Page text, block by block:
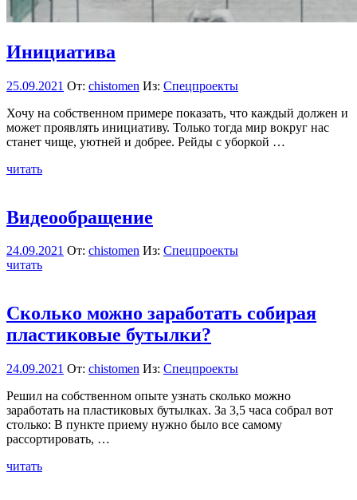
Инициатива
25.09.2021 От: chistomen Из: Спецпроекты
Хочу на собственном примере показать, что каждый должен и
может проявлять инициативу. Только тогда мир вокруг нас
станет чище, уютней и добрее. Рейды с уборкой …
читать
Видеообращение
24.09.2021 От: chistomen Из: Спецпроекты
читать
Сколько можно заработать собирая
пластиковые бутылки?
24.09.2021 От: chistomen Из: Спецпроекты
Решил на собственном опыте узнать сколько можно
заработать на пластиковых бутылках. За 3,5 часа собрал вот
столько: В пункте приему нужно было все самому
рассортировать, …
читать